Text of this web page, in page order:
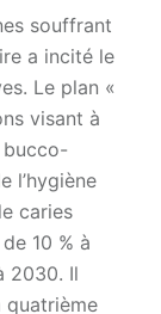
souffrant
a incité le
Le plan «
visant à
bucco-
l’hygiène
caries
10 % à
2030. Il
quatrième